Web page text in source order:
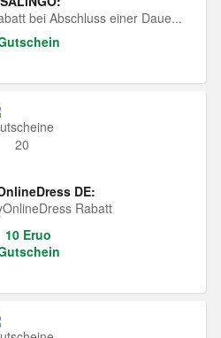
bei Abschluss einer Daue...
DE:
Rabatt
10 Eruo